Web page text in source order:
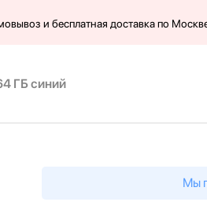
и бесплатная доставка по
ГБ синий
Мы